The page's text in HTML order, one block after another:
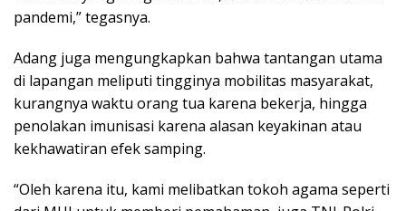
pandemi,” tegasnya.
Adang juga mengungkapkan bahwa tantangan utama
di lapangan meliputi tingginya mobilitas masyarakat,
kurangnya waktu orang tua karena bekerja, hingga
penolakan imunisasi karena alasan keyakinan atau
kekhawatiran efek samping.
“Oleh karena itu, kami melibatkan tokoh agama seperti